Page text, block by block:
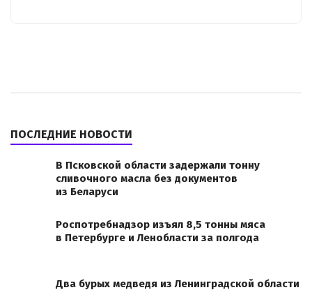
ПОСЛЕДНИЕ НОВОСТИ
В Псковской области задержали тонну
сливочного масла без документов
из Беларуси
Роспотребнадзор изъял 8,5 тонны мяса
в Петербурге и Ленобласти за полгода
Два бурых медведя из Ленинградской области